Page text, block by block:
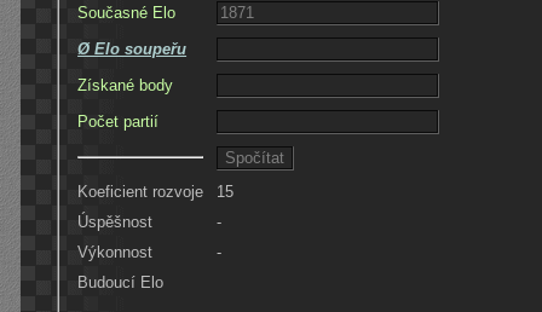
Současné Elo
Ø Elo soupeřu
Získané body
Počet partií
Koeficient rozvoje
15
Úspěšnost
-
Výkonnost
-
Budoucí Elo